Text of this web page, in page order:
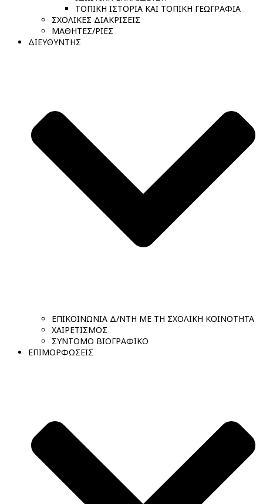
ΤΟΠΙΚΗ ΙΣΤΟΡΙΑ ΚΑΙ ΤΟΠΙΚΗ ΓΕΩΓΡΑΦΙΑ
ΣΧΟΛΙΚΕΣ ΔΙΑΚΡΙΣΕΙΣ
ΜΑΘΗΤΕΣ/ΡΙΕΣ
ΔΙΕΥΘΥΝΤΗΣ
ΕΠΙΚΟΙΝΩΝΙΑ Δ/ΝΤΗ ΜΕ ΤΗ ΣΧΟΛΙΚΗ ΚΟΙΝΟΤΗΤΑ
ΧΑΙΡΕΤΙΣΜΟΣ
ΣΥΝΤΟΜΟ ΒΙΟΓΡΑΦΙΚΟ
ΕΠΙΜΟΡΦΩΣΕΙΣ